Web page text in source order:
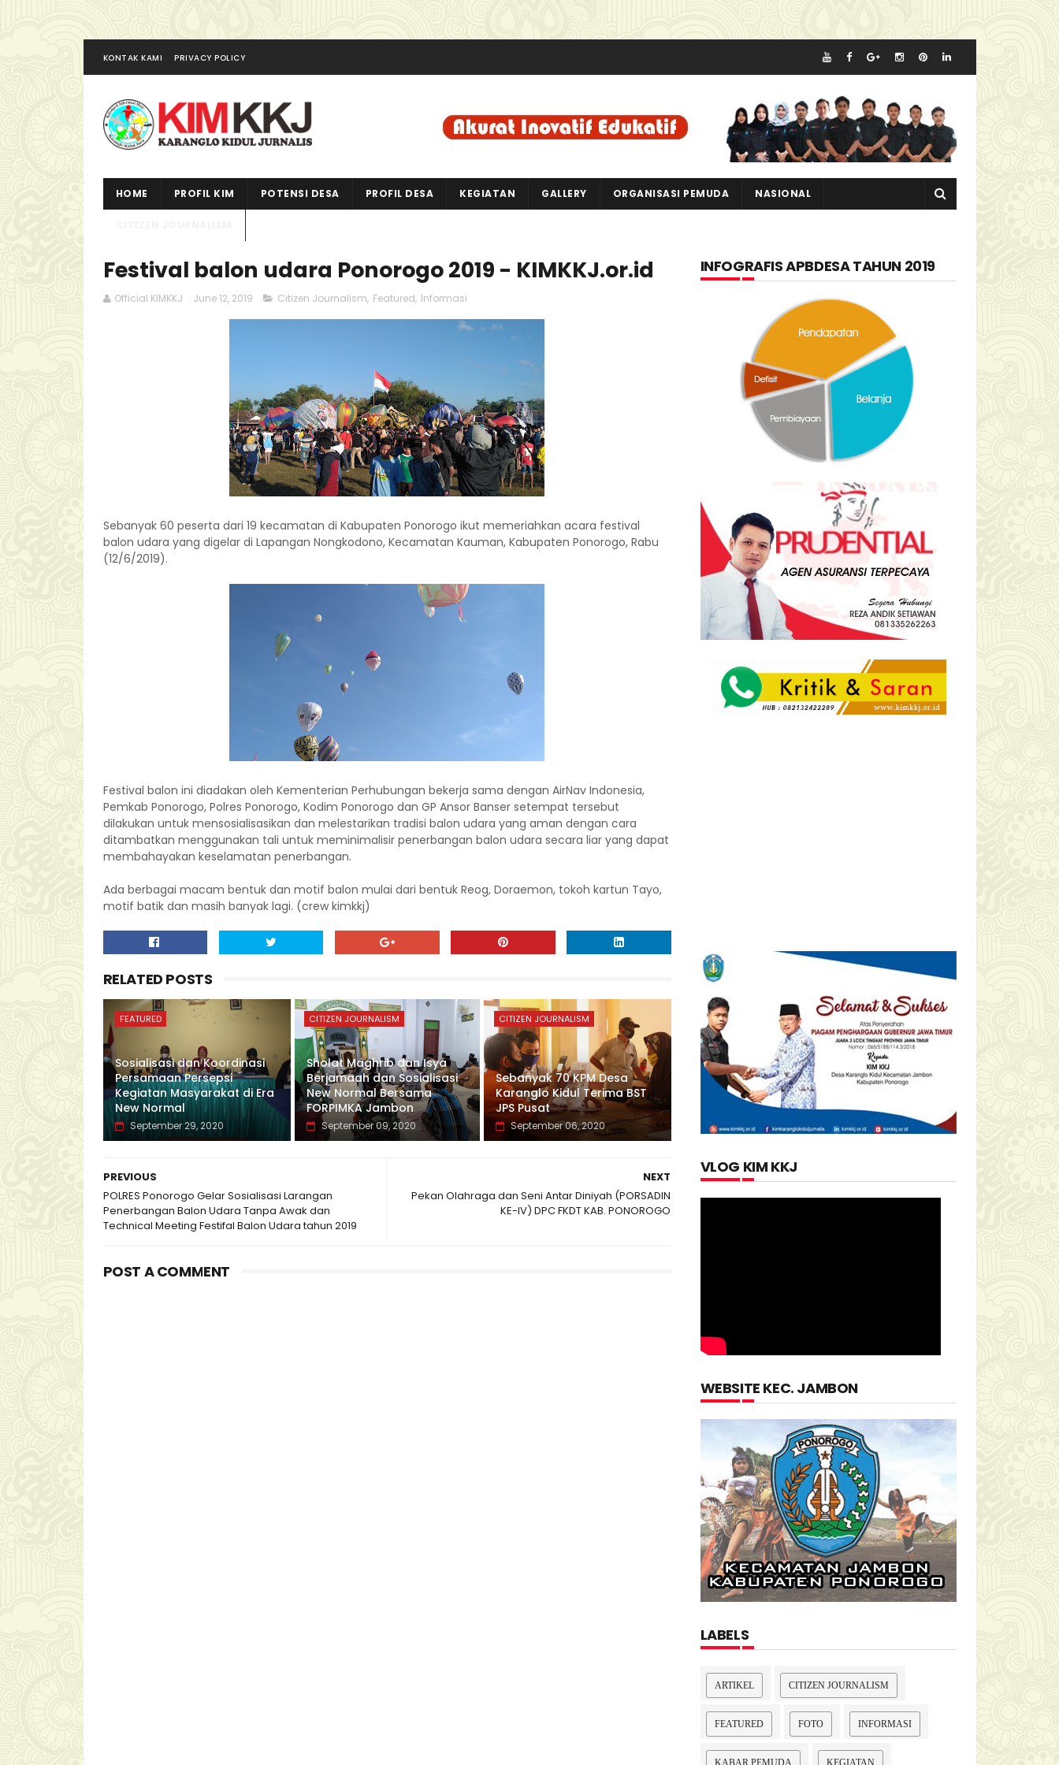
KONTAK KAMI PRIVACY POLICY
HOME PROFIL KIM POTENSI DESA PROFIL DESA KEGIATAN GALLERY ORGANISASI PEMUDA NASIONAL
Festival balon udara Ponorogo 2019 - KIMKKJ.or.id
Official KIMKKJ June 12, 2019 Citizen Journalism, Featured, Informasi
Sebanyak 60 peserta dari 19 kecamatan di Kabupaten Ponorogo ikut memeriahkan acara festival
balon udara yang digelar di Lapangan Nongkodono, Kecamatan Kauman, Kabupaten Ponorogo, Rabu
(12/6/2019).
Festival balon ini diadakan oleh Kementerian Perhubungan bekerja sama dengan AirNav Indonesia,
Pemkab Ponorogo, Polres Ponorogo, Kodim Ponorogo dan GP Ansor Banser setempat tersebut
dilakukan untuk mensosialisasikan dan melestarikan tradisi balon udara yang aman dengan cara
ditambatkan menggunakan tali untuk meminimalisir penerbangan balon udara secara liar yang dapat
membahayakan keselamatan penerbangan.
Ada berbagai macam bentuk dan motif balon mulai dari bentuk Reog, Doraemon, tokoh kartun Tayo,
motif batik dan masih banyak lagi. (crew kimkkj)
RELATED POSTS
FEATURED
Sosialisasi dan Koordinasi
Persamaan Persepsi
Kegiatan Masyarakat di Era
New Normal
September 29, 2020
CITIZEN JOURNALISM
Sholat Maghrib dan Isya
Berjamaah dan Sosialisasi
New Normal Bersama
FORPIMKA Jambon
September 09, 2020
CITIZEN JOURNALISM
Sebanyak 70 KPM Desa
Karanglo Kidul Terima BST
JPS Pusat
September 06, 2020
NEXT
Pekan Olahraga dan Seni Antar Diniyah (PORSADIN
KE-IV) DPC FKDT KAB. PONOROGO
PREVIOUS
POLRES Ponorogo Gelar Sosialisasi Larangan
Penerbangan Balon Udara Tanpa Awak dan
Technical Meeting Festifal Balon Udara tahun 2019
POST A COMMENT
INFOGRAFIS APBDESA TAHUN 2019
VLOG KIM KKJ
WEBSITE KEC. JAMBON
LABELS
ARTIKEL CITIZEN JOURNALISM
FEATURED FOTO INFORMASI
KABAR PEMUDA KEGIATAN